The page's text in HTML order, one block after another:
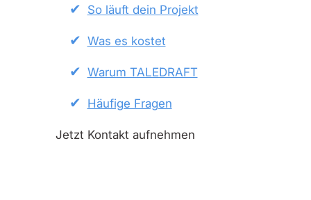
So läuft dein Projekt
Was es kostet
Warum TALEDRAFT
Häufige Fragen
Jetzt Kontakt aufnehmen